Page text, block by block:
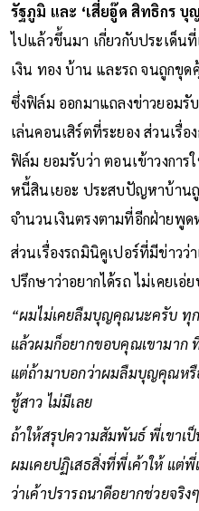
รัฐภูมิ และ ‘เสี่ยอู๊ด สิทธิกร บุ
ไปแล้วขึ้นมา เกี่ยวกับประเด็น
เงิน ทอง บ้าน และรถ จนถูกขุ
ซึ่งฟิล์ม ออกมาแถลงข่าวยอมรับ
เล่นคอนเสิร์ตที่ระยอง ส่วนเรื่อ
ฟิล์ม ยอมรับว่า ตอนเข้าวงกา
หนี้สินเยอะ ประสบปัญหาบ้านถู
จำนวนเงินตรงตามที่อีกฝ่ายพูด
ส่วนเรื่องรถมินิคูเปอร์ที่มีข่าว
ปรึกษาว่าอยากได้รถ ไม่เคยเอ่
“ผมไม่เคยลืมบุญคุณนะครับ ทุ
แล้วผมก็อยากขอบคุณเขามา
แต่ถ้ามาบอกว่าผมลืมบุญคุณหรื
ชู้สาว ไม่มีเลย
ถ้าให้สรุปความสัมพันธ์ พี่เขา
ผมเคยปฏิเสธสิ่งที่พี่เค้าให้ แต่
ว่าเค้าปรารถนาดีอยากช่วยจริ